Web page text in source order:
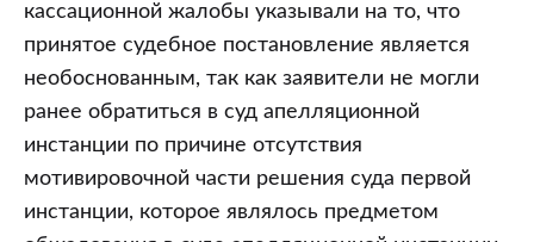
кассационной жалобы указывали на то, что
принятое судебное постановление является
необоснованным, так как заявители не могли
ранее обратиться в суд апелляционной
инстанции по причине отсутствия
мотивировочной части решения суда первой
инстанции, которое являлось предметом